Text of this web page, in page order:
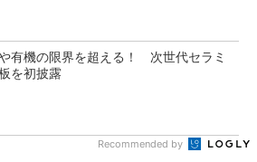
有機の限界を超える！ 次世代セラミ
を初披露
Recommended by